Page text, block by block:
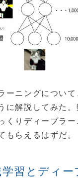
ーニングについ
に解説してみた
くりディープラ
もらえるはずだ。
習とディー